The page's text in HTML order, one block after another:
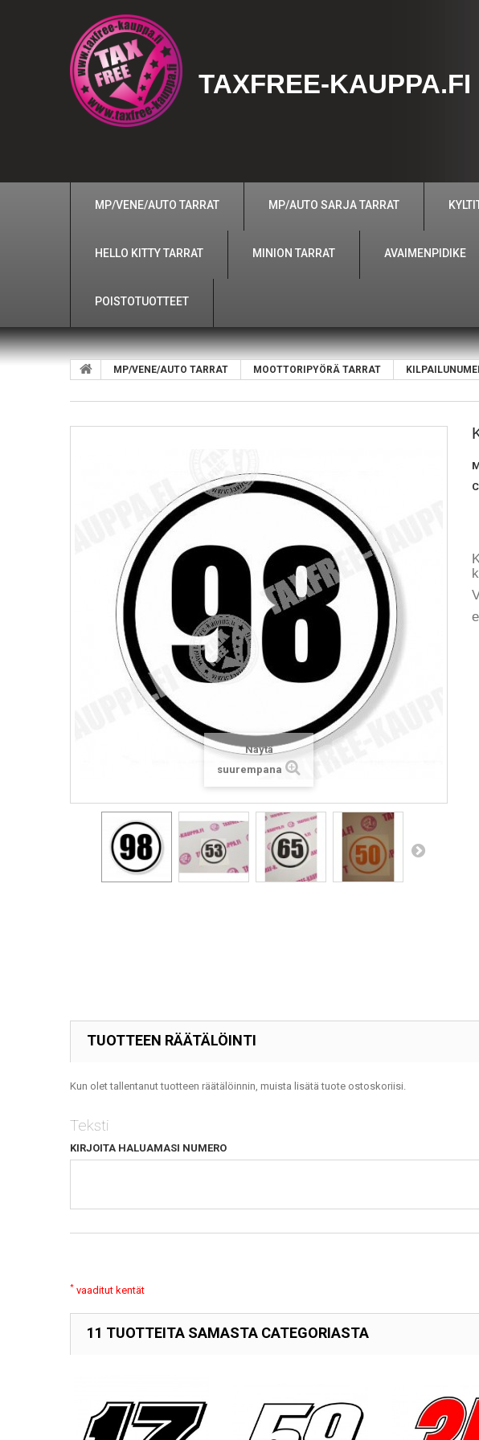
TAXFREE-KAUPPA.FI
MP/VENE/AUTO TARRAT MP/AUTO SARJA TARRAT
HELLO KITTY TARRAT MINION TARRAT AVAIMENPIDIKE
POISTOTUOTTEET
MP/VENE/AUTO TARRAT MOOTTORIPYÖRÄ TARRAT
Näytä
suurempana
TUOTTEEN RÄÄTÄLÖINTI
Kun olet tallentanut tuotteen räätälöinnin, muista lisätä tuote ostoskoriisi.
Teksti
KIRJOITA HALUAMASI NUMERO
* vaaditut kentät
11 TUOTTEITA SAMASTA CATEGORIASTA